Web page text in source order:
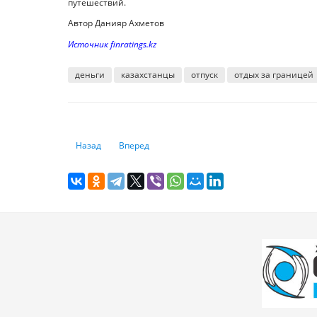
Автор Данияр Ахметов
Источник finratings.kz
деньги казахстанцы отпуск отдых за границей
Предыдущий: Казахстанцам пора на родину? Что
Назад Следующий: Госфонд для выплаты алиментов
Вперед